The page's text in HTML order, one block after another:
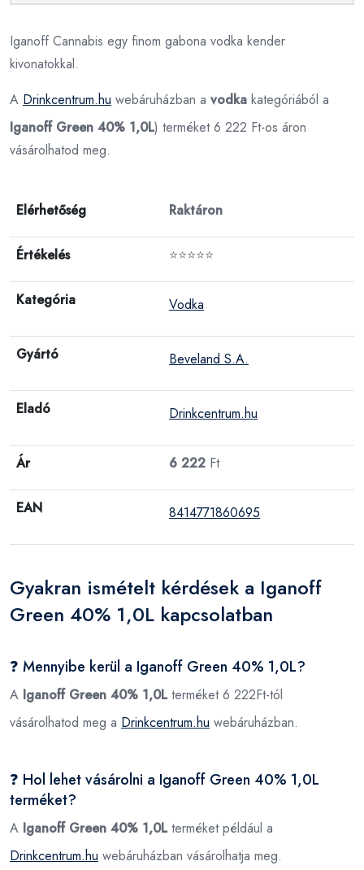
Iganoff Cannabis egy finom gabona vodka kender
kivonatokkal.
A Drinkcentrum.hu webáruházban a vodka kategóriából a
Iganoff Green 40% 1,0L) terméket 6 222 Ft-os áron
vásárolhatod meg.
Elérhetőség Raktáron
Értékelés ⭐⭐⭐⭐⭐
Kategória Vodka
Gyártó Beveland S.A.
Eladó Drinkcentrum.hu
Ár 6 222 Ft
EAN 8414771860695
Gyakran ismételt kérdések a Iganoff
Green 40% 1,0L kapcsolatban
❓ Mennyibe kerül a Iganoff Green 40% 1,0L?
A Iganoff Green 40% 1,0Lterméket 6 222Ft-tól
vásárolhatod meg a Drinkcentrum.hu webáruházban.
❓ Hol lehet vásárolni a Iganoff Green 40% 1,0L
terméket?
A Iganoff Green 40% 1,0Lterméket például a
Drinkcentrum.hu webáruházban vásárolhatja meg.